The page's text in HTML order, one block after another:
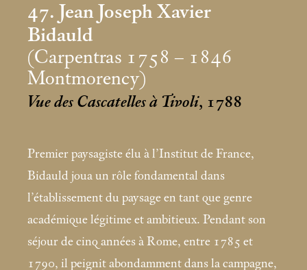
47. Jean Joseph Xavier
Bidauld
(Carpentras 1758 – 1846
Montmorency)
Vue des Cascatelles à Tivoli, 1788
Premier paysagiste élu à l’Institut de France,
Bidauld joua un rôle fondamental dans
l’établissement du paysage en tant que genre
académique légitime et ambitieux. Pendant son
séjour de cinq années à Rome, entre 1785 et
1790, il peignit abondamment dans la campagne,